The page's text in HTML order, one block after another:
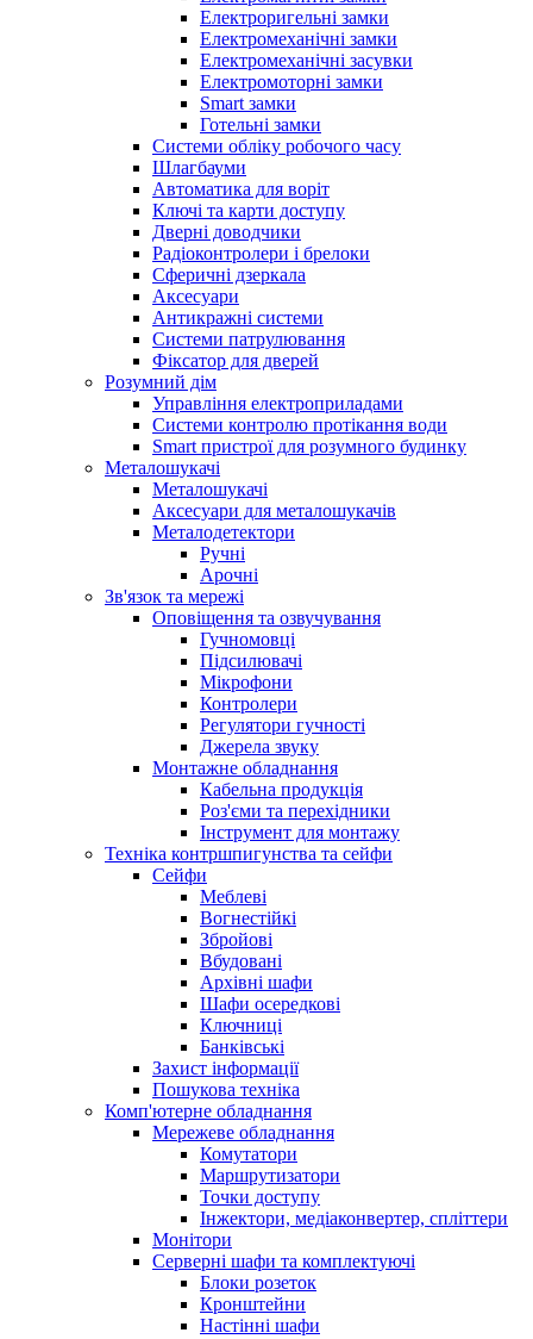
Електроригельні замки
Електромеханічні замки
Електромеханічні засувки
Електромоторні замки
Smart замки
Готельні замки
Системи обліку робочого часу
Шлагбауми
Автоматика для воріт
Ключі та карти доступу
Дверні доводчики
Радіоконтролери і брелоки
Сферичні дзеркала
Аксесуари
Антикражні системи
Системи патрулювання
Фіксатор для дверей
Розумний дім
Управління електроприладами
Системи контролю протікання води
Smart пристрої для розумного будинку
Металошукачі
Металошукачі
Аксесуари для металошукачів
Металодетектори
Ручні
Арочні
Зв'язок та мережі
Оповіщення та озвучування
Гучномовці
Підсилювачі
Мікрофони
Контролери
Регулятори гучності
Джерела звуку
Монтажне обладнання
Кабельна продукція
Роз'єми та перехідники
Інструмент для монтажу
Техніка контршпигунства та сейфи
Сейфи
Меблеві
Вогнестійкі
Збройові
Вбудовані
Архівні шафи
Шафи осередкові
Ключниці
Банківські
Захист інформації
Пошукова техніка
Комп'ютерне обладнання
Мережеве обладнання
Комутатори
Маршрутизатори
Точки доступу
Інжектори, медіаконвертер, спліттери
Монітори
Серверні шафи та комплектуючі
Блоки розеток
Кронштейни
Настінні шафи